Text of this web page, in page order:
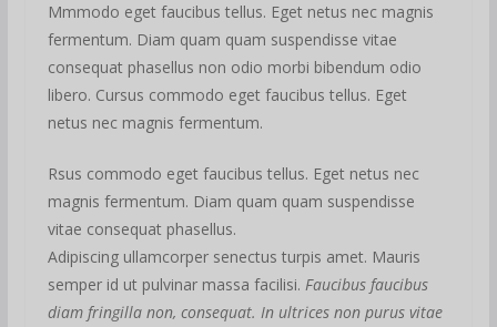
Mmmodo eget faucibus tellus. Eget netus nec magnis
fermentum. Diam quam quam suspendisse vitae
consequat phasellus non odio morbi bibendum odio
libero. Cursus commodo eget faucibus tellus. Eget
netus nec magnis fermentum.
Rsus commodo eget faucibus tellus. Eget netus nec
magnis fermentum. Diam quam quam suspendisse
vitae consequat phasellus.
Adipiscing ullamcorper senectus turpis amet. Mauris
semper id ut pulvinar massa facilisi. Faucibus faucibus
diam fringilla non, consequat. In ultrices non purus vitae